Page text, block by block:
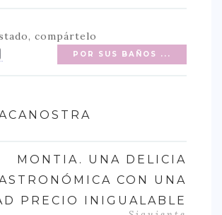
FAVORITOS
…
UP
compártelo
POR SUS BAÑOS ...
MONTIA. UNA DELICIA
CON UNA
PRECIO INIGUALABLE